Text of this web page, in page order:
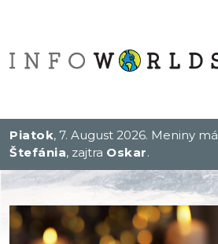
Piatok, 7. August 2026. Meniny má
Štefánia, zajtra Oskar.